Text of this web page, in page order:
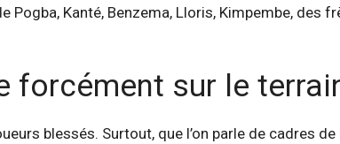
Kanté, Benzema, Lloris, Kimpembe, des
forcément sur le
blessés. Surtout, que l’on parle de cadres de